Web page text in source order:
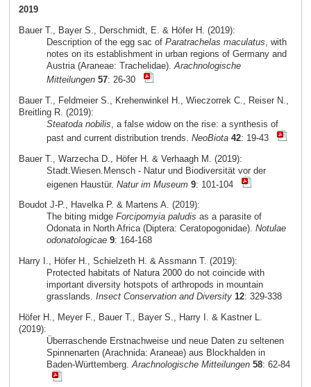
2019
Bauer T., Bayer S., Derschmidt, E. & Höfer H. (2019):
Description of the egg sac of Paratrachelas maculatus , with
notes on its establishment in urban regions of Germany and
Austria (Araneae: Trachelidae). Arachnologische
Mitteilungen 57: 26-30
Bauer T., Feldmeier S., Krehenwinkel H., Wieczorrek C., Reiser N.,
Breitling R. (2019):
Steatoda nobilis , a false widow on the rise: a synthesis of
past and current distribution trends. NeoBiota 42: 19-43
Bauer T., Warzecha D., Höfer H. & Verhaagh M. (2019):
Stadt.Wiesen.Mensch - Natur und Biodiversität vor der
eigenen Haustür. Natur im Museum 9: 101-104
Boudot J-P., Havelka P. & Martens A. (2019):
The biting midge Forcipomyia paludis as a parasite of
Odonata in North Africa (Diptera: Ceratopogonidae). Notulae
odonatologicae 9: 164-168
Harry I., Höfer H., Schielzeth H. & Assmann T. (2019):
Protected habitats of Natura 2000 do not coincide with
important diversity hotspots of arthropods in mountain
grasslands. Insect Conservation and Diversity 12: 329-338
Höfer H., Meyer F., Bauer T., Bayer S., Harry I. & Kastner L.
(2019):
Überraschende Erstnachweise und neue Daten zu seltenen
Spinnenarten (Arachnida: Araneae) aus Blockhalden in
Baden-Württemberg. Arachnologische Mitteilungen 58: 62-84